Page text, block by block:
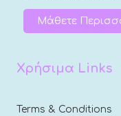
Μάθετε
Χρήσιμα Links
Terms & Conditions